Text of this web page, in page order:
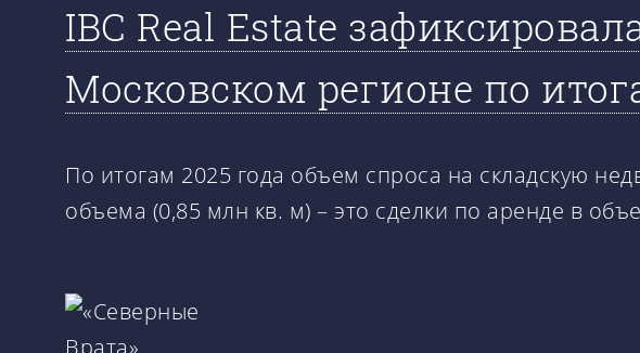
IBC Real Estate
Московском регионе по
По итогам 2025 года объем спроса на складскую
объема (0,85 млн кв. м) – это сделки по аренде в